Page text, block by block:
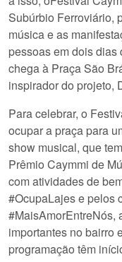
Subúrbio Ferroviário,
música e as
pessoas em dois
chega à Praça São
inspirador do projeto,
Para celebrar, o
ocupar a praça para
show musical, que
Prêmio Caymmi de
com atividades de
#OcupaLajes e pelos
#MaisAmorEntreNós,
importantes no bairro
programação têm